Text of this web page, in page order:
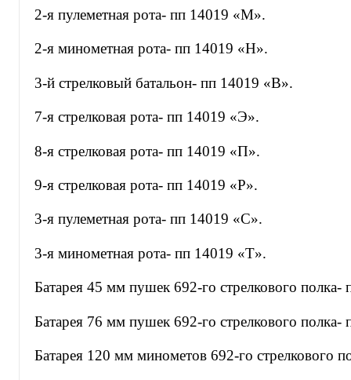
2-я пулеметная рота- пп 14019 «М».
2-я минометная рота- пп 14019 «Н».
3-й стрелковый батальон- пп 14019 «В».
7-я стрелковая рота- пп 14019 «Э».
8-я стрелковая рота- пп 14019 «П».
9-я стрелковая рота- пп 14019 «Р».
3-я пулеметная рота- пп 14019 «С».
3-я минометная рота- пп 14019 «Т».
Батарея 45 мм пушек 692-го стрелкового
Батарея 76 мм пушек 692-го стрелкового полка-
Батарея 120 мм минометов 692-го стрелкового